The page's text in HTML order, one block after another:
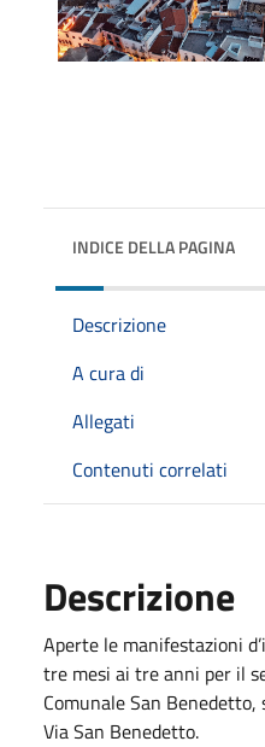
INDICE DELLA PAGINA
Descrizione
A cura di
Allegati
Contenuti correlati
Descrizione
Aperte le manifestazioni
tre mesi ai tre anni per il
Comunale San
Via San Benedetto.